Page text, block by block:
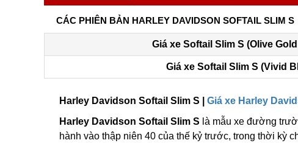
CÁC PHIÊN BẢN HARLEY DAVIDSON SOFTAIL SLIM S
Giá xe Softail Slim S (Olive
Giá xe Softail Slim S (Vivid
Harley Davidson Softail Slim S | Giá xe Harley
Harley Davidson Softail Slim S là mẫu xe đường
hành vào thập niên 40 của thế kỷ trước, trong thời kỳ